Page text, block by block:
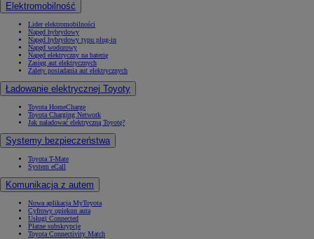
Elektromobilność
Lider elektromobilności
Napęd hybrydowy
Napęd hybrydowy typu plug-in
Napęd wodorowy
Napęd elektryczny na baterię
Zasięg aut elektrycznych
Zalety posiadania aut elektrycznych
Ładowanie elektrycznej Toyoty
Toyota HomeCharge
Toyota Charging Network
Jak naładować elektryczną Toyotę?
Systemy bezpieczeństwa
Toyota T-Mate
System eCall
Komunikacja z autem
Nowa aplikacja MyToyota
Cyfrowy opiekun auta
Usługi Connected
Płatne subskrypcje
Toyota Connectivity Match